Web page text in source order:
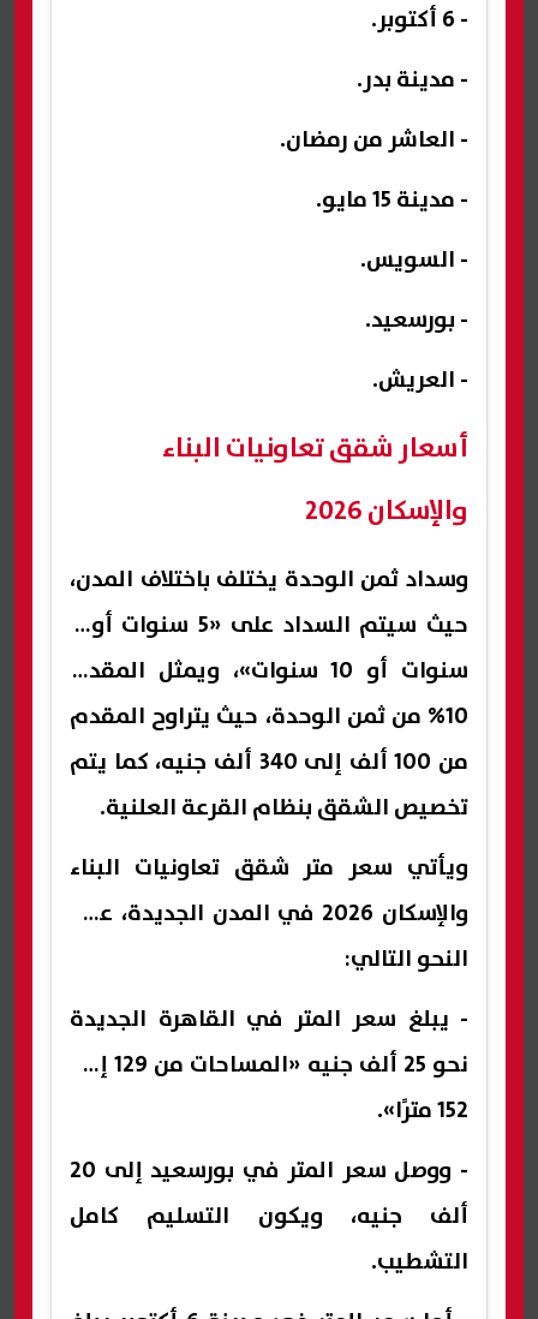
- 6 أكتوبر.
- مدينة بدر.
- العاشر من رمضان.
- مدينة 15 مايو.
- السويس.
- بورسعيد.
- العريش.
أسعار شقق تعاونيات البناء
والإسكان 2026
وسداد ثمن الوحدة يختلف باختلاف المدن،
حيث سيتم السداد على «5 سنوات أو 7
سنوات أو 10 سنوات»، ويمثل المقدم
10% من ثمن الوحدة، حيث يتراوح المقدم
من 100 ألف إلى 340 ألف جنيه، كما يتم
تخصيص الشقق بنظام القرعة العلنية.
ويأتي سعر متر شقق تعاونيات البناء
والإسكان 2026 في المدن الجديدة، على
النحو التالي:
- يبلغ سعر المتر في القاهرة الجديدة
نحو 25 ألف جنيه «المساحات من 129 إلى
152 مترًا».
- ووصل سعر المتر في بورسعيد إلى 20
ألف جنيه، ويكون التسليم كامل
التشطيب.